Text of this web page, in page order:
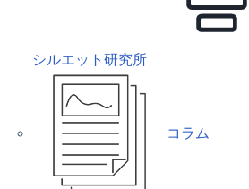
シルエット研究所
コラム